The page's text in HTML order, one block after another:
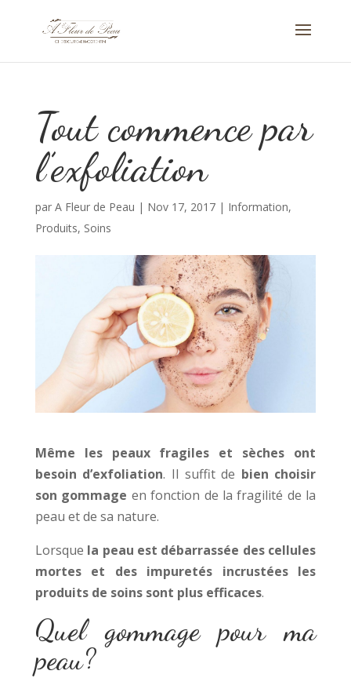
Tout commence par
l’exfoliation
par A Fleur de Peau | Nov 17, 2017| Information,
Produits, Soins
Même les peaux fragiles et sèches ont
besoin d’exfoliation. Il suffit de bien choisir
son gommage en fonction de la fragilité de la
peau et de sa nature.
Lorsque la peau est débarrassée des cellules
mortes et des impuretés incrustées
les
produits de soins sont plus efficaces.
Quel gommage pour ma
peau?